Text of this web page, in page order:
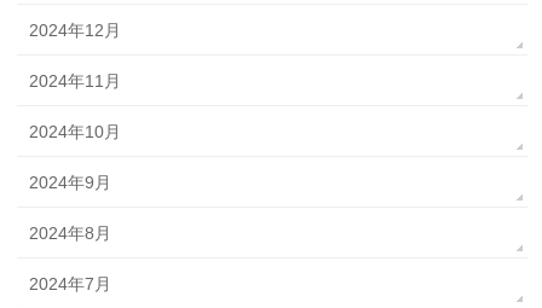
2024年12月
2024年11月
2024年10月
2024年9月
2024年8月
2024年7月